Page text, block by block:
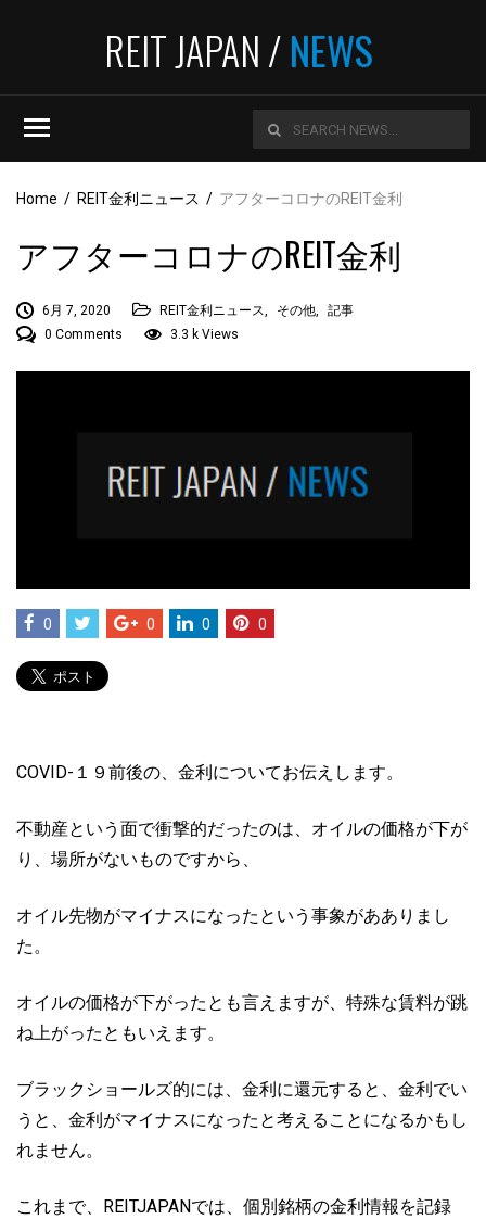
REIT JAPAN /NEWS
Home / REIT金利ニュース / アフターコロナのREIT金利
アフターコロナのREIT金利
6月 7, 2020 REIT金利ニュース, その他,
記事
0 Comments
3.3 k Views
0 0 0 0
COVID-１９前後の、金利についてお伝えします。
不動産という面で衝撃的だったのは、オイルの価格が下が
り、場所がないものですから、
オイル先物がマイナスになったという事象があありまし
た。
オイルの価格が下がったとも言えますが、特殊な賃料が跳
ね上がったともいえます。
ブラックショールズ的には、金利に還元すると、金利でい
うと、金利がマイナスになったと考えることになるかもし
れません。
これまで、REITJAPANでは、個別銘柄の金利情報を記録